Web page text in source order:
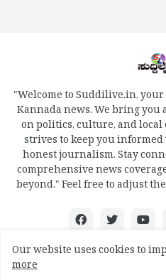
"Welcome to Suddilive.in,
Kannada news. We bring
on politics, culture, and local
strives to keep you
honest journalism. Stay
comprehensive news
beyond." Feel free to adjust
Our website uses cookies to
more